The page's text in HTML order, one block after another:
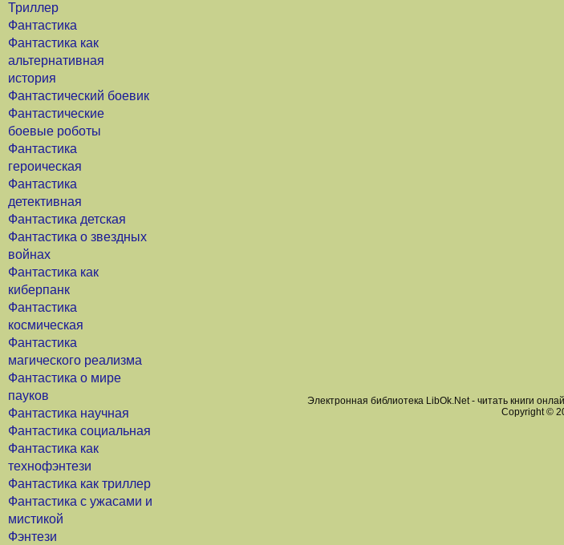
Триллер
Фантастика
Фантастика как
альтернативная
история
Фантастический боевик
Фантастические
боевые роботы
Фантастика
героическая
Фантастика
детективная
Фантастика детская
Фантастика о звездных
войнах
Фантастика как
киберпанк
Фантастика
космическая
Фантастика
магического реализма
Фантастика о мире
пауков
Фантастика научная
Фантастика социальная
Фантастика как
технофэнтези
Фантастика как триллер
Фантастика с ужасами и
мистикой
Фэнтези
Электронная библиотека LibOk.Net - читать книги
Copyright ©